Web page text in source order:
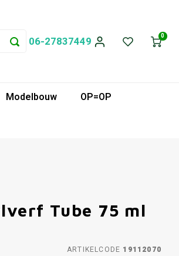
06-27837449 0
Modelbouw
OP=OP
Tube 75 ml
ARTIKELCODE 19112070